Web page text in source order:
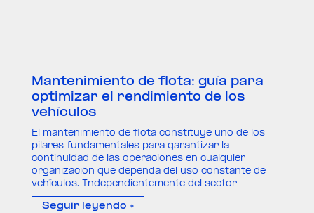
Mantenimiento de flota: guía para
optimizar el rendimiento de los
vehículos
El mantenimiento de flota constituye uno de los
pilares fundamentales para garantizar la
continuidad de las operaciones en cualquier
organización que dependa del uso constante de
vehículos. Independientemente del sector
Seguir leyendo »